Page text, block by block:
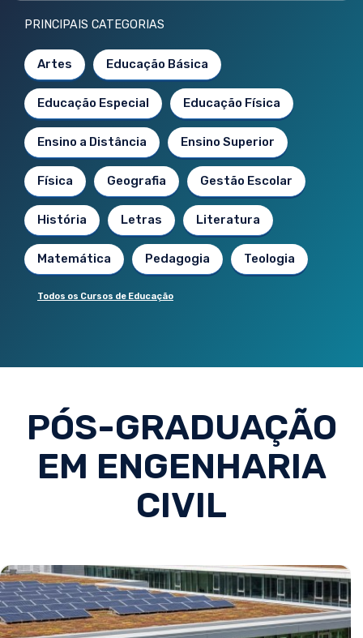
PRINCIPAIS CATEGORIAS
Artes Educação Básica
Educação Especial Educação Física
Ensino a Distância Ensino Superior
Física Geografia Gestão Escolar
História Letras Literatura
Matemática Pedagogia Teologia
Todos os Cursos de Educação
PÓS-GRADUAÇÃO
EM ENGENHARIA
CIVIL